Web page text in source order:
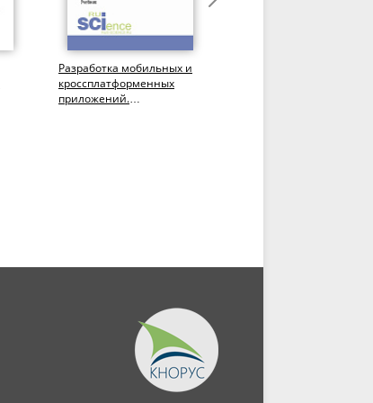
Разработка мобильных и
кроссплатформенных
приложений.